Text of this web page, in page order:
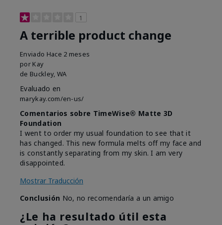
1
A terrible product change
Enviado Hace 2 meses
por Kay
de Buckley, WA
Evaluado en
marykay.com/en-us/
Comentarios sobre TimeWise® Matte 3D
Foundation
I went to order my usual foundation to see that it
has changed. This new formula melts off my face and
is constantly separating from my skin. I am very
disappointed.
Mostrar Traducción
Conclusión No, no recomendaría a un amigo
¿Le ha resultado útil esta